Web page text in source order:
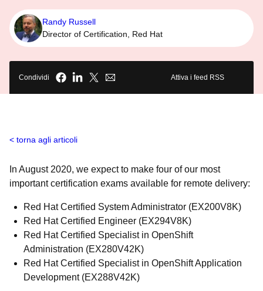
Randy Russell
Director of Certification, Red Hat
Condividi Attiva i feed RSS
torna agli articoli
In August 2020, we expect to make four of our most
important certification exams available for remote delivery:
Red Hat Certified System Administrator (EX200V8K)
Red Hat Certified Engineer (EX294V8K)
Red Hat Certified Specialist in OpenShift
Administration (EX280V42K)
Red Hat Certified Specialist in OpenShift Application
Development (EX288V42K)